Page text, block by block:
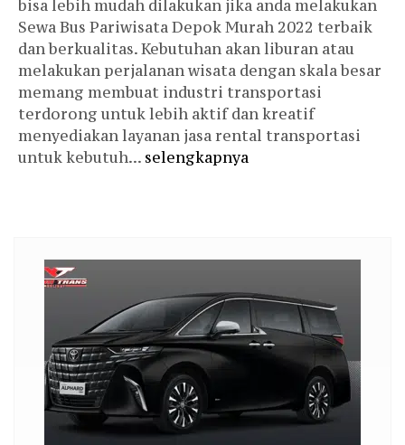
bisa lebih mudah dilakukan jika anda melakukan
Sewa Bus Pariwisata Depok Murah 2022 terbaik
dan berkualitas. Kebutuhan akan liburan atau
melakukan perjalanan wisata dengan skala besar
memang membuat industri transportasi
terdorong untuk lebih aktif dan kreatif
menyediakan layanan jasa rental transportasi
untuk kebutuh... selengkapnya